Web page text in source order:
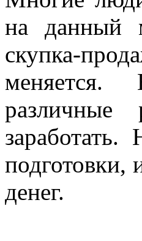
на данный
скупка-
меняется.
заработать.
подготовки,
денег.